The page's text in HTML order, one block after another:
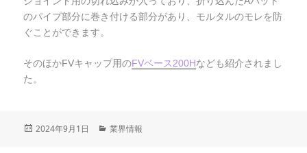
のパイプ部分に巻き付ける部分があり、モルタルのモレを防
ぐことができます。
そのほかFVキャップ用のFVベース200Hなども紹介されまし
た。
投
2024年9月1日
カ
業界情報